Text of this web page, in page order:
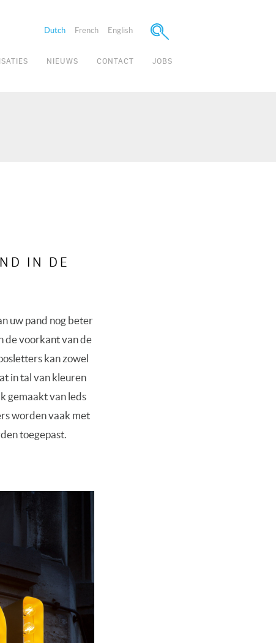
NIEUWS CONTACT JOBS
Dutch French English
IN DE
uw pand nog beter
de voorkant van de
kan zowel
in tal van kleuren
gemaakt van leds
worden vaak met
toegepast.